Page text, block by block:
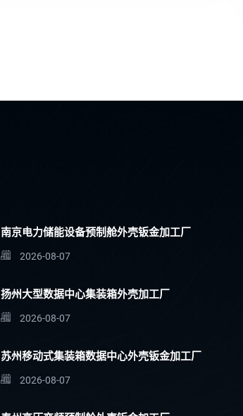
南京电力储能设备预制舱外壳钣金加工厂
2026-08-07
扬州大型数据中心集装箱外壳加工厂
2026-08-07
苏州移动式集装箱数据中心外壳钣金加工厂
2026-08-07